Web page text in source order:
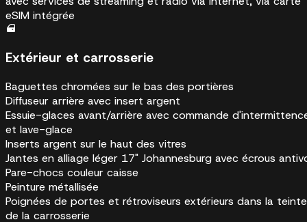
eSIM intégrée
Extérieur et carrosserie
Baguettes chromées sur le bas des portières
Diffuseur arrière avec insert argent
Essuie-glaces avant/arrière avec commande
et lave-glace
Inserts argent sur le haut des vitres
Jantes en alliage léger 17" Johannesburg avec écrous
Pare-chocs couleur caisse
Peinture métallisée
Poignées de portes et rétroviseurs extérieurs dans la teinte
de la carrosserie